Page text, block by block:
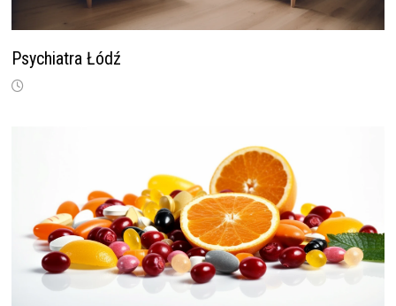
Psychiatra Łódź